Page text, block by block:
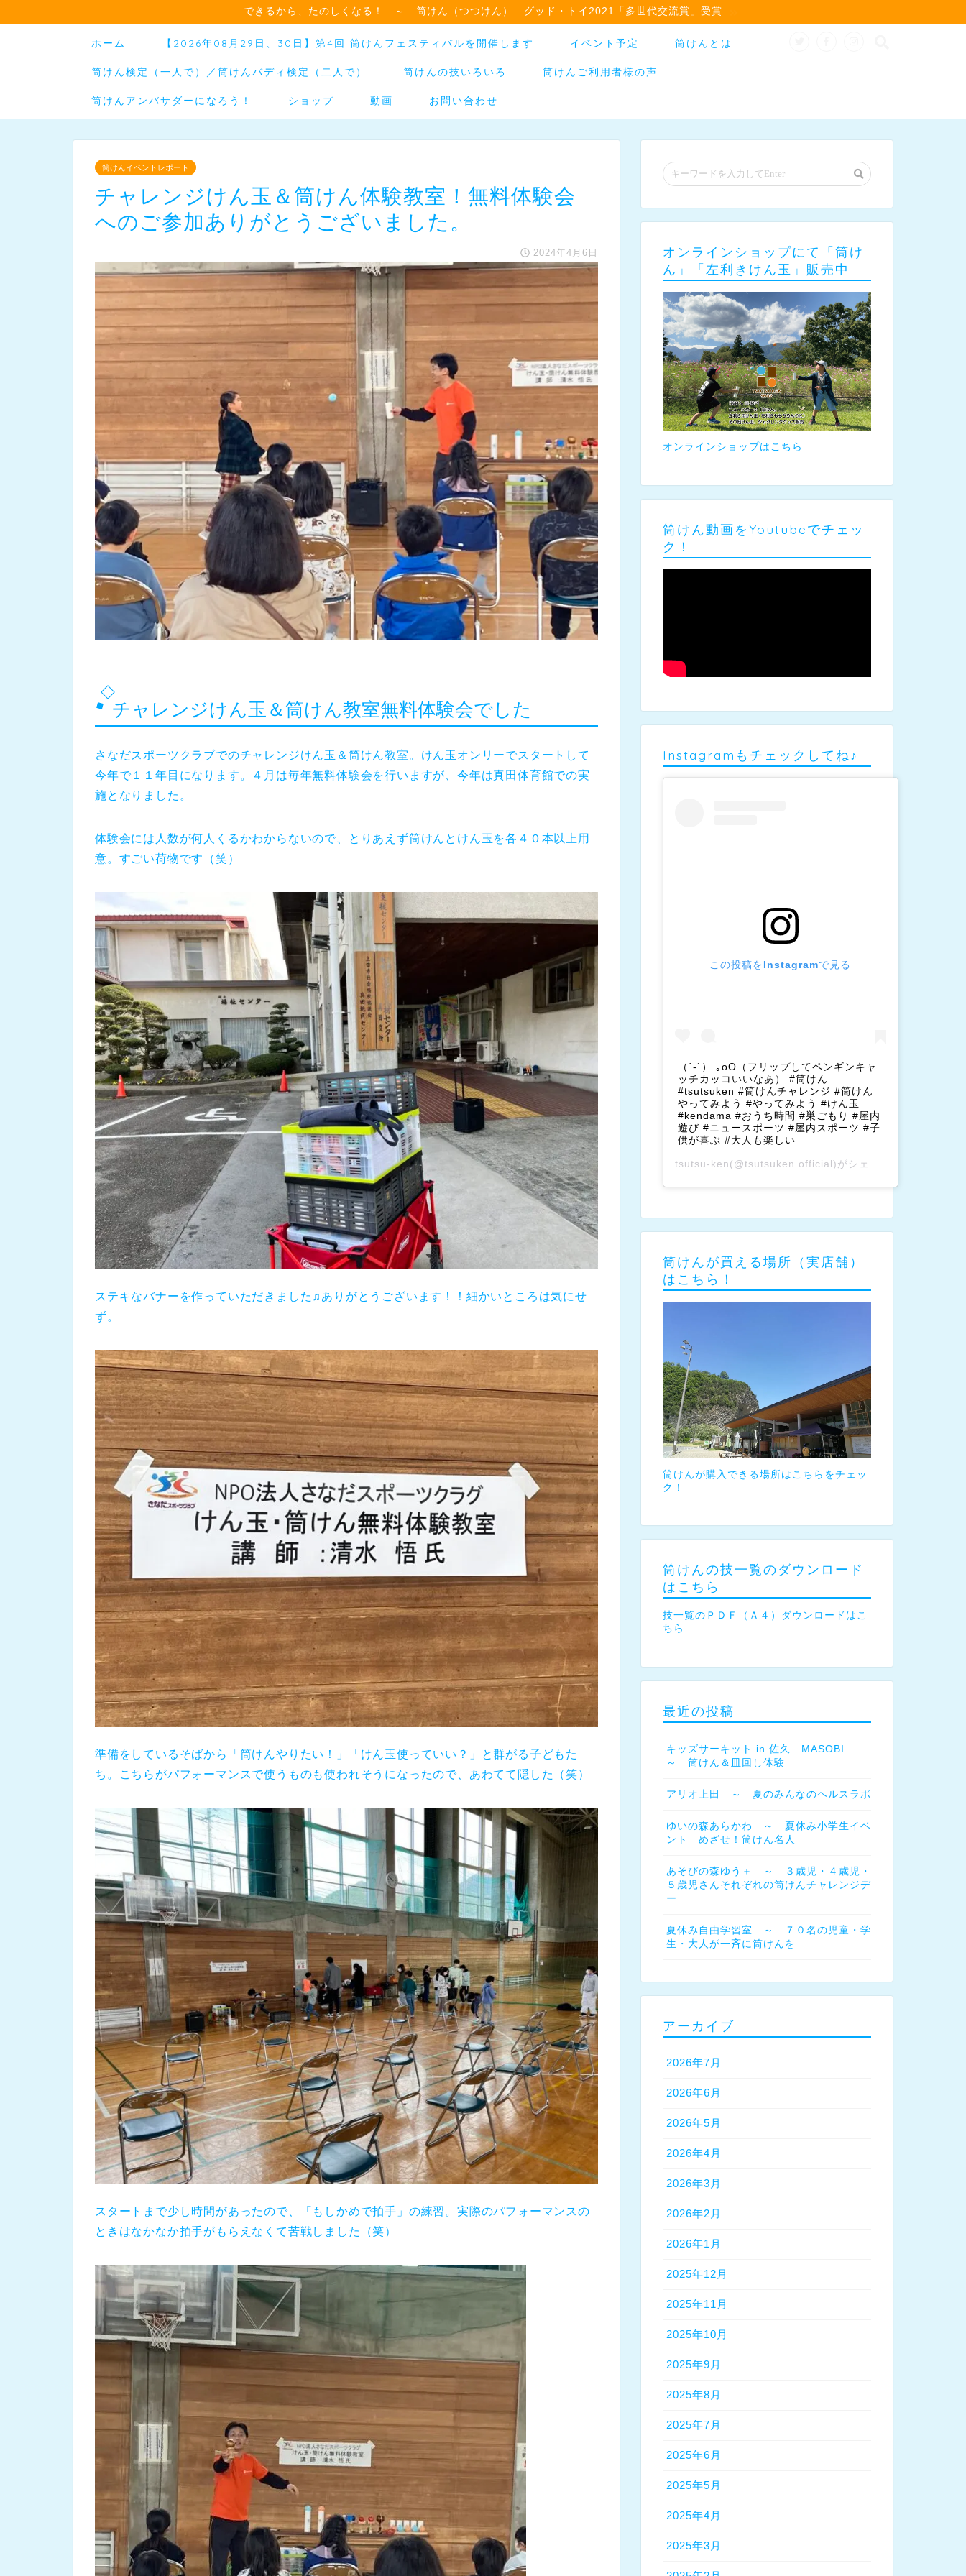
できるから、たのしくなる！ ～ 筒けん（つつけん） グッド・トイ2021「多世代交流賞」受賞
ホーム 【2026年08月29日、30日】第4回 筒けんフェスティバルを開催します イベント予定 筒けんとは
筒けん検定（一人で）／筒けんバディ検定（二人で） 筒けんの技いろいろ 筒けんご利用者様の声
筒けんアンバサダーになろう！ ショップ 動画 お問い合わせ
筒けんイベントレポート
チャレンジけん玉＆筒けん体験教室！無料体験会
へのご参加ありがとうございました。
2024年4月6日
チャレンジけん玉＆筒けん教室無料体験会でした
さなだスポーツクラブでのチャレンジけん玉＆筒けん教室。けん玉オンリーでスタートして
今年で１１年目になります。４月は毎年無料体験会を行いますが、今年は真田体育館での実
施となりました。
体験会には人数が何人くるかわからないので、とりあえず筒けんとけん玉を各４０本以上用
意。すごい荷物です（笑）
ステキなバナーを作っていただきました♫ありがとうございます！！細かいところは気にせ
ず。
準備をしているそばから「筒けんやりたい！」「けん玉使っていい？」と群がる子どもた
ち。こちらがパフォーマンスで使うものも使われそうになったので、あわてて隠した（笑）
スタートまで少し時間があったので、「もしかめで拍手」の練習。実際のパフォーマンスの
ときはなかなか拍手がもらえなくて苦戦しました（笑）
オンラインショップにて「筒け
ん」「左利きけん玉」販売中
オンラインショップはこちら
筒けん動画をYoutubeでチェッ
ク！
Instagramもチェックしてね♪
この投稿をInstagramで見る
（´-`）.｡oO（フリップしてペンギンキャ
ッチカッコいいなあ） #筒けん
#tsutsuken #筒けんチャレンジ #筒けん
やってみよう #やってみよう #けん玉
#kendama #おうち時間 #巣ごもり #屋内
遊び #ニュースポーツ #屋内スポーツ #子
供が喜ぶ #大人も楽しい
tsutsu-ken(@tsutsuken.official)がシェアした投稿 –
筒けんが買える場所（実店舗）
はこちら！
筒けんが購入できる場所はこちらをチェッ
ク！
筒けんの技一覧のダウンロード
はこちら
技一覧のＰＤＦ（Ａ４）ダウンロードはこ
ちら
最近の投稿
キッズサーキット in 佐久 MASOBI
～ 筒けん＆皿回し体験
アリオ上田 ～ 夏のみんなのヘルスラボ
ゆいの森あらかわ ～ 夏休み小学生イベ
ント めざせ！筒けん名人
あそびの森ゆう＋ ～ ３歳児・４歳児・
５歳児さんそれぞれの筒けんチャレンジデ
ー
夏休み自由学習室 ～ ７０名の児童・学
生・大人が一斉に筒けんを
アーカイブ
2026年7月
2026年6月
2026年5月
2026年4月
2026年3月
2026年2月
2026年1月
2025年12月
2025年11月
2025年10月
2025年9月
2025年8月
2025年7月
2025年6月
2025年5月
2025年4月
2025年3月